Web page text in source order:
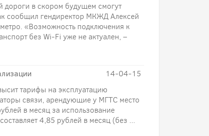
в скором будущем смогут
сообщил гендиректор МКЖД Алексей
«Возможность подключения к
без Wi-Fi уже не актуален, –
14-04-15
тарифы на эксплуатацию
связи, арендующие у МГТС место
в месяц за использование
4,85 рублей в месяц (без ...